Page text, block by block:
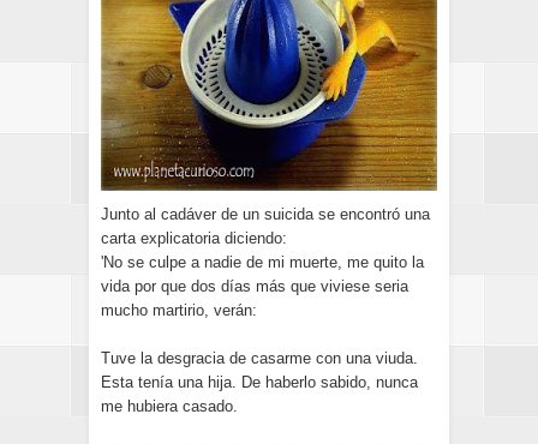
Junto al cadáver de un suicida se encontró una
carta explicatoria diciendo:
'No se culpe a nadie de mi muerte, me quito la
vida por que dos días más que viviese seria
mucho martirio, verán:
Tuve la desgracia de casarme con una viuda.
Esta tenía una hija. De haberlo sabido, nunca
me hubiera casado.